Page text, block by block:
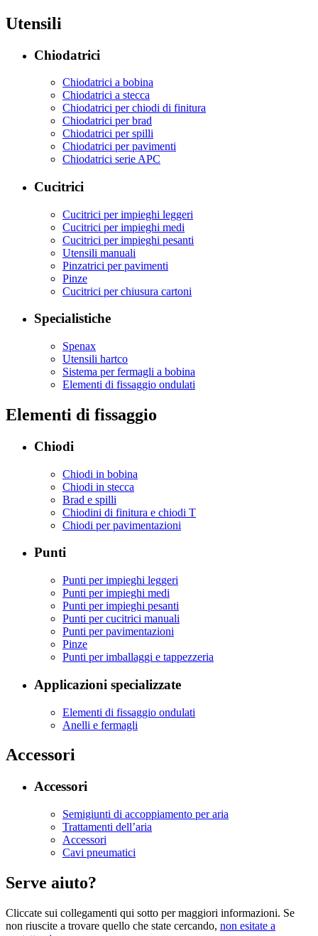
Utensili
Chiodatrici
Chiodatrici a bobina
Chiodatrici a stecca
Chiodatrici per chiodi di finitura
Chiodatrici per brad
Chiodatrici per spilli
Chiodatrici per pavimenti
Chiodatrici serie APC
Cucitrici
Cucitrici per impieghi leggeri
Cucitrici per impieghi medi
Cucitrici per impieghi pesanti
Utensili manuali
Pinzatrici per pavimenti
Pinze
Cucitrici per chiusura cartoni
Specialistiche
Spenax
Utensili hartco
Sistema per fermagli a bobina
Elementi di fissaggio ondulati
Elementi di fissaggio
Chiodi
Chiodi in bobina
Chiodi in stecca
Brad e spilli
Chiodini di finitura e chiodi T
Chiodi per pavimentazioni
Punti
Punti per impieghi leggeri
Punti per impieghi medi
Punti per impieghi pesanti
Punti per cucitrici manuali
Punti per pavimentazioni
Pinze
Punti per imballaggi e tappezzeria
Applicazioni specializzate
Elementi di fissaggio ondulati
Anelli e fermagli
Accessori
Accessori
Semigiunti di accoppiamento per aria
Trattamenti dell’aria
Accessori
Cavi pneumatici
Serve aiuto?
Cliccate sui collegamenti qui sotto per maggiori informazioni. Se
non riuscite a trovare quello che state cercando, non esitate a